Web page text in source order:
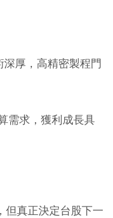
厚，高精密製程門
需求，獲利成長具
但真正決定台股下一